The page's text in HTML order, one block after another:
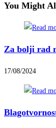
You Might
Za bolji rad
17/08/2024